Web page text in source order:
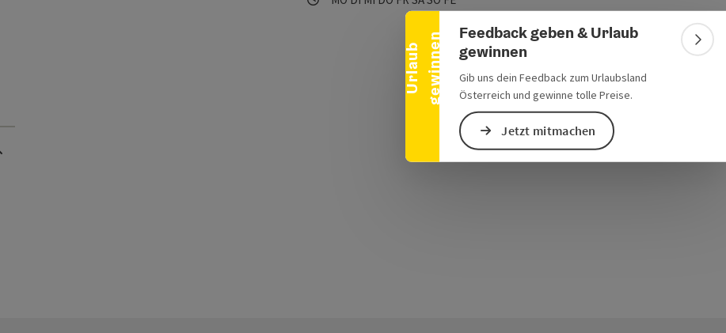
U
r
l
a
u
b
g
e
w
i
n
n
e n
Feedback geben & Urlaub
gewinnen
Gib uns dein Feedback zum Urlaubsland
Österreich und gewinne tolle Preise.
Jetzt mitmachen